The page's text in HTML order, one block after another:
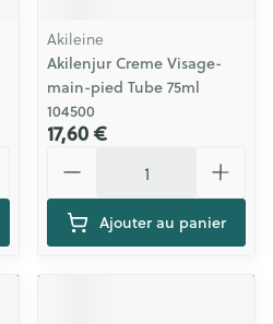
Akileine
Akilenjur Creme Visage-
main-pied Tube 75ml
104500
17,60 €
Ajouter au panier